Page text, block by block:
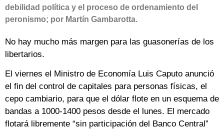
debilidad política y el proceso de ordenamiento del
peronismo; por Martín Gambarotta.
No hay mucho más margen para las guasonerías de los
libertarios.
El viernes el Ministro de Economía Luis Caputo anunció
el fin del control de capitales para personas físicas, el
cepo cambiario, para que el dólar flote en un esquema de
bandas a 1000-1400 pesos desde el lunes. El mercado
flotará libremente “sin participación del Banco Central”